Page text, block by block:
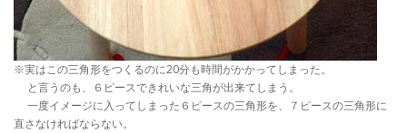
※実はこの三角形をつくるのに20分も時間がかかってしまった。
と言うのも、６ピースできれいな三角が出来てしまう。
一度イメージに入ってしまった６ピースの三角形を、７ピースの三角形に
直さなければならない。